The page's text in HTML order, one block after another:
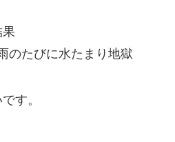
のたびに水たまり地獄
す。